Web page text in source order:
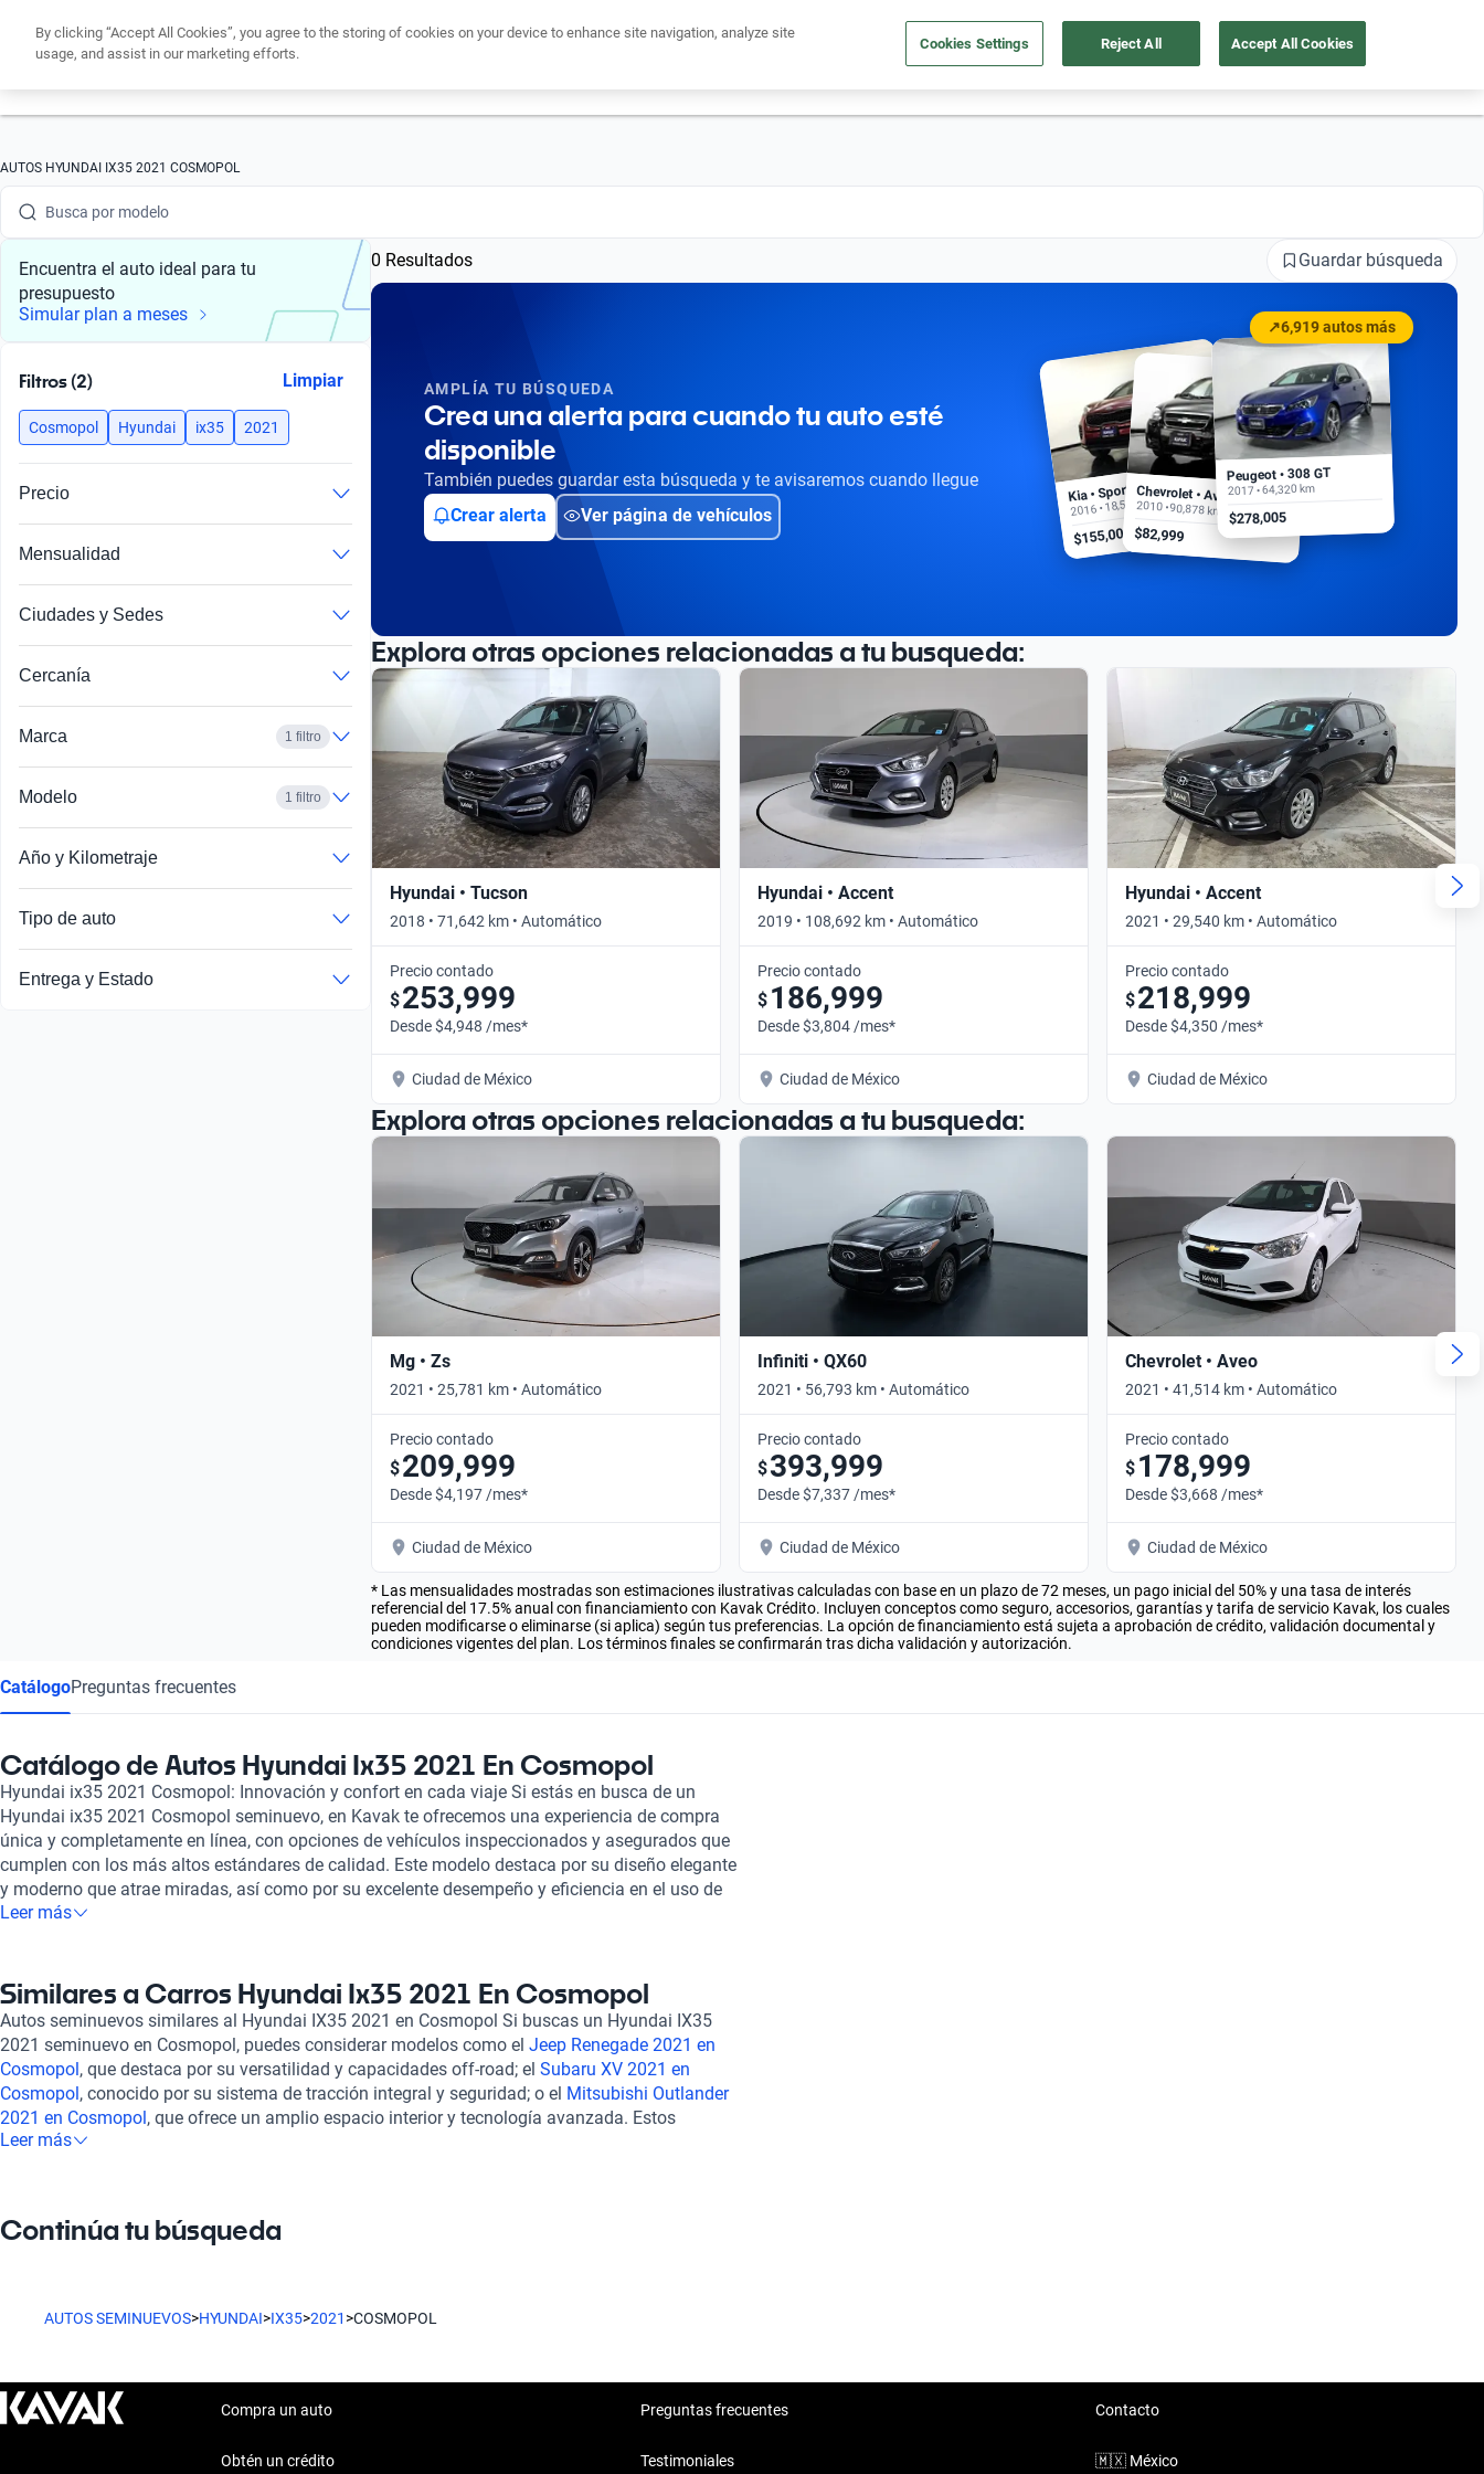
Cuida tu auto Nosotros 55 4162 9202 Ubicación
AUTOS HYUNDAI IX35 2021 COSMOPOL
Busca por marca
Busca por modelo
Busca por versión
Busca por año
Busca por modelo
Busca por año
Encuentra el auto ideal para tu
presupuesto
Simular plan a meses
Filtros (2) Limpiar
Cosmopol Hyundai ix35 2021
Precio
Mensualidad
Ciudades y Sedes
Cercanía
Marca 1 filtro
Modelo 1 filtro
Año y Kilometraje
Tipo de auto
Entrega y Estado
0 Resultados Guardar búsqueda
AMPLÍA TU BÚSQUEDA
Crea una alerta para cuando tu auto esté
disponible
También puedes guardar esta búsqueda y te avisaremos cuando llegue
Crear alerta
Ver página de vehículos
↗6,919 autos más
Kia • Sportage EX
2016 • 18,500 km
$155,000
Chevrolet • Aveo
2010 • 90,878 km
$82,999
Peugeot • 308 GT
2017 • 64,320 km
$278,005
Explora otras opciones relacionadas a tu busqueda:
Hyundai • Tucson
2018 • 71,642 km • Automático
Precio contado
$253,999
Desde $4,948 /mes*
Ciudad de México
Hyundai • Accent
2019 • 108,692 km • Automático
Precio contado
$ 186,999
Desde $3,804 /mes*
Ciudad de México
Hyundai • Accent
2021 • 29,540 km • Automático
Precio contado
$218,999
Desde $4,350 /mes*
Ciudad de México
Explora otras opciones relacionadas a tu busqueda:
Mg • Zs
2021 • 25,781 km • Automático
Precio contado
$209,999
Desde $4,197 /mes*
Ciudad de México
Infiniti • QX60
2021 • 56,793 km • Automático
Precio contado
$393,999
Desde $7,337 /mes*
Ciudad de México
Chevrolet • Aveo
2021 • 41,514 km • Automático
Precio contado
$ 178,999
Desde $3,668 /mes*
Ciudad de México
* Las mensualidades mostradas son estimaciones ilustrativas calculadas con base en un plazo de 72 meses, un pago inicial del 50% y una tasa de interés
referencial del 17.5% anual con financiamiento con Kavak Crédito. Incluyen conceptos como seguro, accesorios, garantías y tarifa de servicio Kavak, los cuales
pueden modificarse o eliminarse (si aplica) según tus preferencias. La opción de financiamiento está sujeta a aprobación de crédito, validación documental y
condiciones vigentes del plan. Los términos finales se confirmarán tras dicha validación y autorización.
CatálogoPreguntas frecuentes
Catálogo de Autos Hyundai Ix35 2021 En Cosmopol
Hyundai ix35 2021 Cosmopol: Innovación y confort en cada viaje Si estás en busca de un
Hyundai ix35 2021 Cosmopol seminuevo, en Kavak te ofrecemos una experiencia de compra
única y completamente en línea, con opciones de vehículos inspeccionados y asegurados que
cumplen con los más altos estándares de calidad. Este modelo destaca por su diseño elegante
y moderno que atrae miradas, así como por su excelente desempeño y eficiencia en el uso de
combustible. El Hyundai ix35 2021 Cosmopol se caracteriza por ofrecer un interior espacioso y
para trayectos urbanos como para aventuras en carretera. Además, su sistema de seguridad y
estabilidad es impresionante, brindando tranquilidad a los conductores y ocupantes. En Kavak
garantizamos que cada vehículo pasa por una rigurosa inspección de más de 240 puntos,
asegurando que su estado mecánico y estético esté en óptimas condiciones. También
contamos con opciones de financiamiento flexibles y planes de garantía que se adaptan a tus
necesidades, así como soporte postventa para que disfrutes de tu Hyundai ix35 sin
preocupaciones. Si buscas un auto confiable y elegante, te invitamos a explorar nuestra oferta
Leer más
Similares a Carros Hyundai Ix35 2021 En Cosmopol
Autos seminuevos similares al Hyundai IX35 2021 en Cosmopol Si buscas un Hyundai IX35
2021 seminuevo en Cosmopol, puedes considerar modelos como el Jeep Renegade 2021 en
Cosmopol, que destaca por su versatilidad y capacidades off-road; el Subaru XV 2021 en
Cosmopol, conocido por su sistema de tracción integral y seguridad; o el Mitsubishi Outlander
2021 en Cosmopol, que ofrece un amplio espacio interior y tecnología avanzada. Estos
vehículos presentan características comparables al Hyundai IX35 2021, brindándote
Leer más
Continúa tu búsqueda
AUTOS SEMINUEVOS>HYUNDAI>IX35>2021 >COSMOPOL
Compra un auto
Obtén un crédito
Preguntas frecuentes
Testimoniales
Contacto
🇲🇽 México
By clicking “Accept All Cookies”, you agree to the storing of cookies on your device to enhance site navigation, analyze site
usage, and assist in our marketing efforts.
Cookies Settings Reject All Accept All Cookies